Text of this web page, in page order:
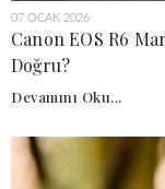
07 OCAK 2026
Canon EOS R6
Doğru?
Devamını Oku...